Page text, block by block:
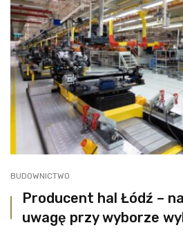
BUDOWNICTWO
Producent hal Łódź –
uwagę przy wyborze